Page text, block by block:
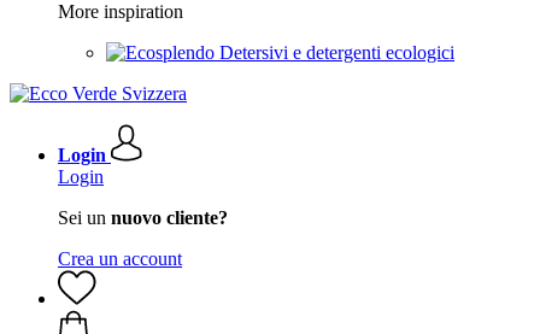
More inspiration
Detersivi e detergenti ecologici
Login
Login
Sei un nuovo cliente?
Crea un account